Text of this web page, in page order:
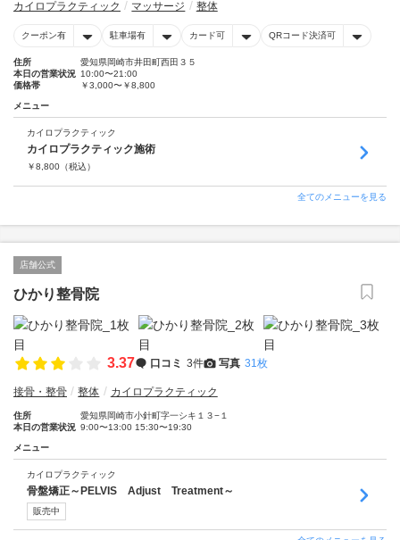
カイロプラクティック マッサージ 整体
クーポン有 駐車場有 カード可 QRコード決済可
住所
愛知県岡崎市井田町西田３５
本日の営業状況 10:00〜21:00
価格帯
￥3,000〜￥8,800
メニュー
カイロプラクティック
カイロプラクティック施術
￥8,800 （税込）
全てのメニューを見る
店舗公式
ひかり整骨院
3.37 口コミ 3件 写真 31枚
接骨・整骨 整体 カイロプラクティック
住所
愛知県岡崎市小針町字一シキ１３−１
本日の営業状況 9:00〜13:00 15:30〜19:30
メニュー
カイロプラクティック
骨盤矯正～PELVIS Adjust Treatment～
販売中